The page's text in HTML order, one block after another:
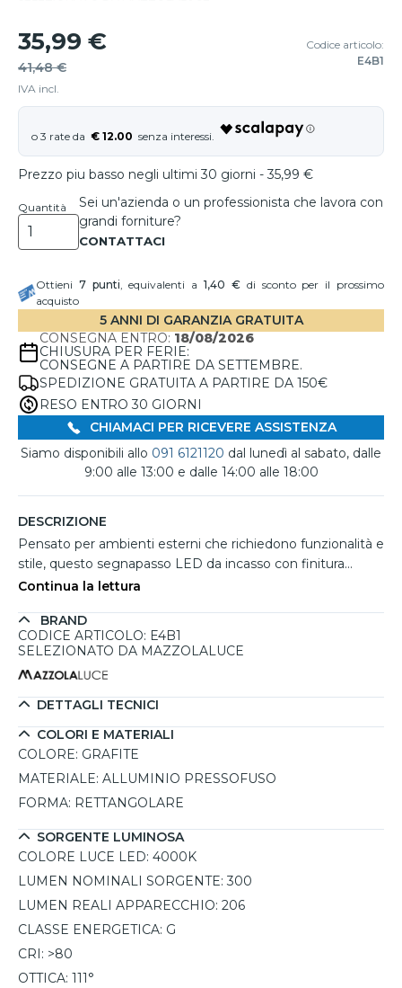
35,99 €
41,48 €
IVA incl.
Codice articolo:
E4B1
€ 12.00
Prezzo piu basso negli ultimi 30 giorni - 35,99 €
Quantità
Sei un'azienda o un professionista che lavora con
grandi forniture?
Ottieni 7punti, equivalenti a1,40 €di sconto per il prossimo
acquisto
5 ANNI DI GARANZIA GRATUITA
CONSEGNA ENTRO: 18/08/2026
CHIUSURA PER FERIE:
CONSEGNE A PARTIRE DA SETTEMBRE.
SPEDIZIONE GRATUITA A PARTIRE DA 150€
RESO ENTRO 30 GIORNI
CHIAMACI PER RICEVERE ASSISTENZA
Siamo disponibili allo 091 6121120 dal lunedì al sabato, dalle
9:00 alle 13:00 e dalle 14:00 alle 18:00
DESCRIZIONE
Pensato per ambienti esterni che richiedono funzionalità e
stile, questo segnapasso LED da incasso con finitura
grafite si distingue per la sua efficacia luminosa e la
diffusore in vetro opalino assicura un’estetica elegante
unita a protezioni IP65 e IK08, che lo rendono adatto
integrato da 3W emette una luce neutra a 4000K,
perfetta per percorsi pedonali, cortili o scale esterne,
le comuni scatole da incasso tipo 503, incluse nella
confezione, questo segnapasso da parete è facile da
installare e conforme agli standard europei per qualità e
sicurezza.
Continua la lettura
BRAND
CODICE ARTICOLO: E4B1
SELEZIONATO DA MAZZOLALUCE
DETTAGLI TECNICI
COLORI E MATERIALI
COLORE: GRAFITE
MATERIALE: ALLUMINIO PRESSOFUSO
FORMA: RETTANGOLARE
SORGENTE LUMINOSA
COLORE LUCE LED: 4000K
LUMEN NOMINALI SORGENTE: 300
LUMEN REALI APPARECCHIO: 206
CLASSE ENERGETICA: G
CRI: >80
OTTICA: 111°